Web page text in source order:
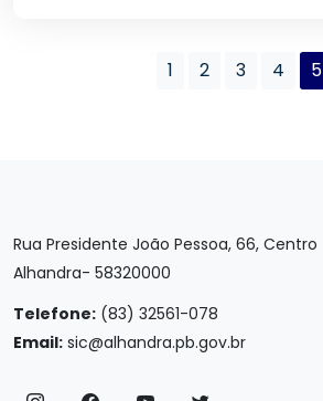
1 2 3 4 5
Rua Presidente João Pessoa, 66, Centro
Alhandra- 58320000
Telefone: (83) 32561-078
Email: sic@alhandra.pb.gov.br